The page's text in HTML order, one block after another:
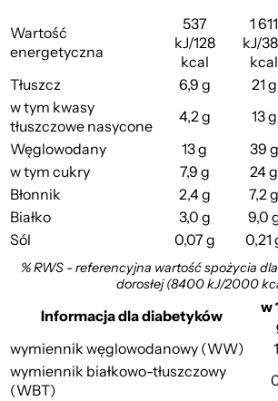
Wartość
energetyczna
537
kJ/128
kcal
1 611
kJ/
kcal
Tłuszcz 6,9 g 21 g
w tym kwasy
tłuszczowe nasycone
4,2 g 13 g
Węglowodany
13 g 39 g
w tym cukry
7,9 g 24 g
Błonnik
2,4 g 7,2 g
Białko
3,0 g 9,0
Sól
0,07 g 0,21
% RWS - referencyjna wartość spożycia
dorosłej (8400 kJ/2000
Informacja dla diabetyków
w
wymiennik węglowodanowy (WW)
wymiennik białkowo-tłuszczowy
(WBT)